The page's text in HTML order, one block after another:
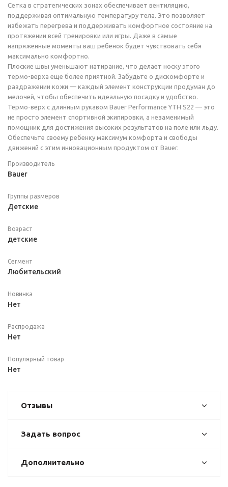
Сетка в стратегических зонах обеспечивает вентиляцию,
поддерживая оптимальную температуру тела. Это позволяет
избежать перегрева и поддерживать комфортное состояние на
протяжении всей тренировки или игры. Даже в самые
напряженные моменты ваш ребенок будет чувствовать себя
максимально комфортно.
Плоские швы уменьшают натирание, что делает носку этого
термо-верха еще более приятной. Забудьте о дискомфорте и
раздражении кожи — каждый элемент конструкции продуман до
мелочей, чтобы обеспечить идеальную посадку и удобство.
Термо-верх с длинным рукавом Bauer Performance YTH S22 — это
не просто элемент спортивной экипировки, а незаменимый
помощник для достижения высоких результатов на поле или льду.
Обеспечьте своему ребенку максимум комфорта и свободы
движений с этим инновационным продуктом от Bauer.
Производитель
Bauer
Группы размеров
Детские
Возраст
детские
Сегмент
Любительский
Новинка
Нет
Распродажа
Нет
Популярный товар
Нет
Отзывы
Задать вопрос
Дополнительно